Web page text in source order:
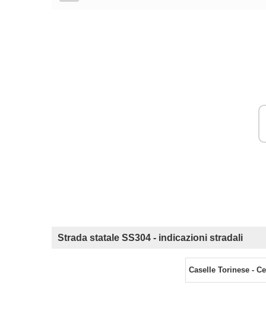
Strada statale SS304 - indicazioni stradali
Caselle Torinese -